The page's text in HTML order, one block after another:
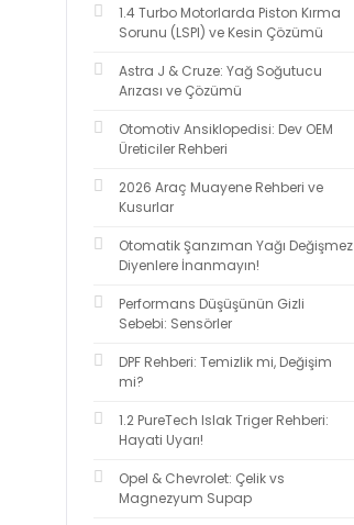
1.4 Turbo Motorlarda Piston Kırma
Sorunu (LSPI) ve Kesin Çözümü
Astra J & Cruze: Yağ Soğutucu
Arızası ve Çözümü
Otomotiv Ansiklopedisi: Dev OEM
Üreticiler Rehberi
2026 Araç Muayene Rehberi ve
Kusurlar
Otomatik Şanzıman Yağı Değişmez
Diyenlere İnanmayın!
Performans Düşüşünün Gizli
Sebebi: Sensörler
DPF Rehberi: Temizlik mi, Değişim
mi?
1.2 PureTech Islak Triger Rehberi:
Hayati Uyarı!
Opel & Chevrolet: Çelik vs
Magnezyum Supap